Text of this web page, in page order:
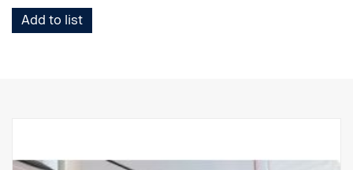
Add to list